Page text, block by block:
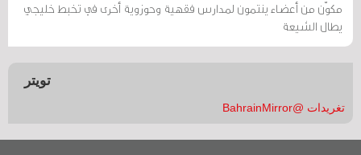
مكوّن من أعضاء ينتمون لمدارس فقهية وحوزوية أخرى في تخبط خليجي
يطال الشيعة
تويتر
تغريدات @BahrainMirror